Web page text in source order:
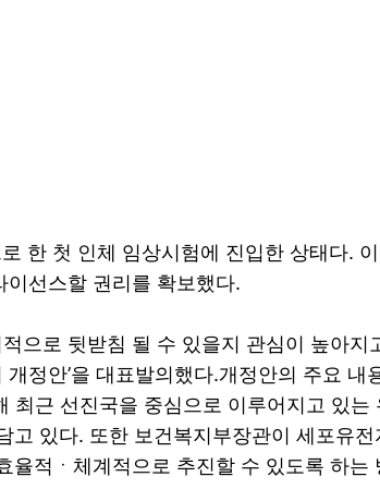
한 첫 인체 임상시험에 진입한 상태다.
선스할 권리를 확보했다.
으로 뒷받침 될 수 있을지 관심이 높아지
정안’을 대표발의했다.개정안의 주요 내
최근 선진국을 중심으로 이루어지고 있
있다. 또한 보건복지부장관이 세포유
적ㆍ체계적으로 추진할 수 있도록 하는